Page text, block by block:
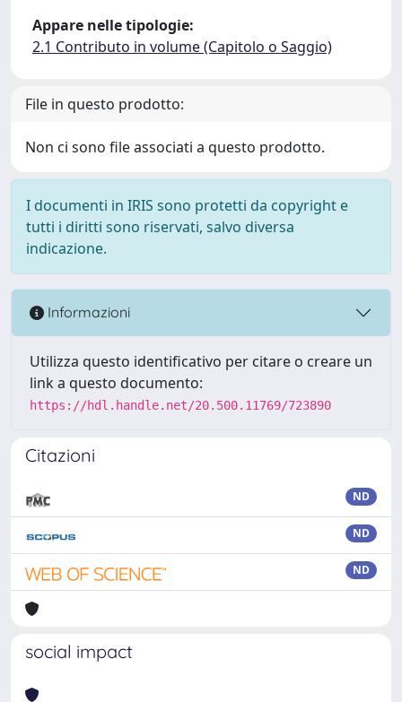
Appare nelle tipologie:
2.1 Contributo in volume (Capitolo o Saggio)
File in questo prodotto:
Non ci sono file associati a questo prodotto.
I documenti in IRIS sono protetti da copyright e
tutti i diritti sono riservati, salvo diversa
indicazione.
Informazioni
Utilizza questo identificativo per citare o creare un
link a questo documento:
https://hdl.handle.net/20.500.11769/723890
Citazioni
ND
ND
ND
social impact